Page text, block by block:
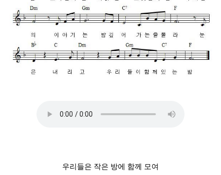
우리들은 작은 방에 함께 모여